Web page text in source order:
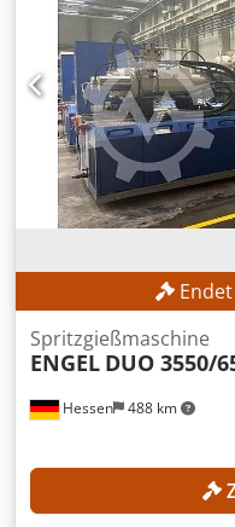
Mindestwerkzeughöhe:
1.300 mm
70 mm
1.040 g Einspritzdruck:
Elektrisch-hydraulische
Pumpenmotor: 45 kW
Abmessungen (L × B ×
Gewicht: ca. 5.600 kg
Hessen 488 km
Spritzgießmaschine
ENGEL DUO 3550/